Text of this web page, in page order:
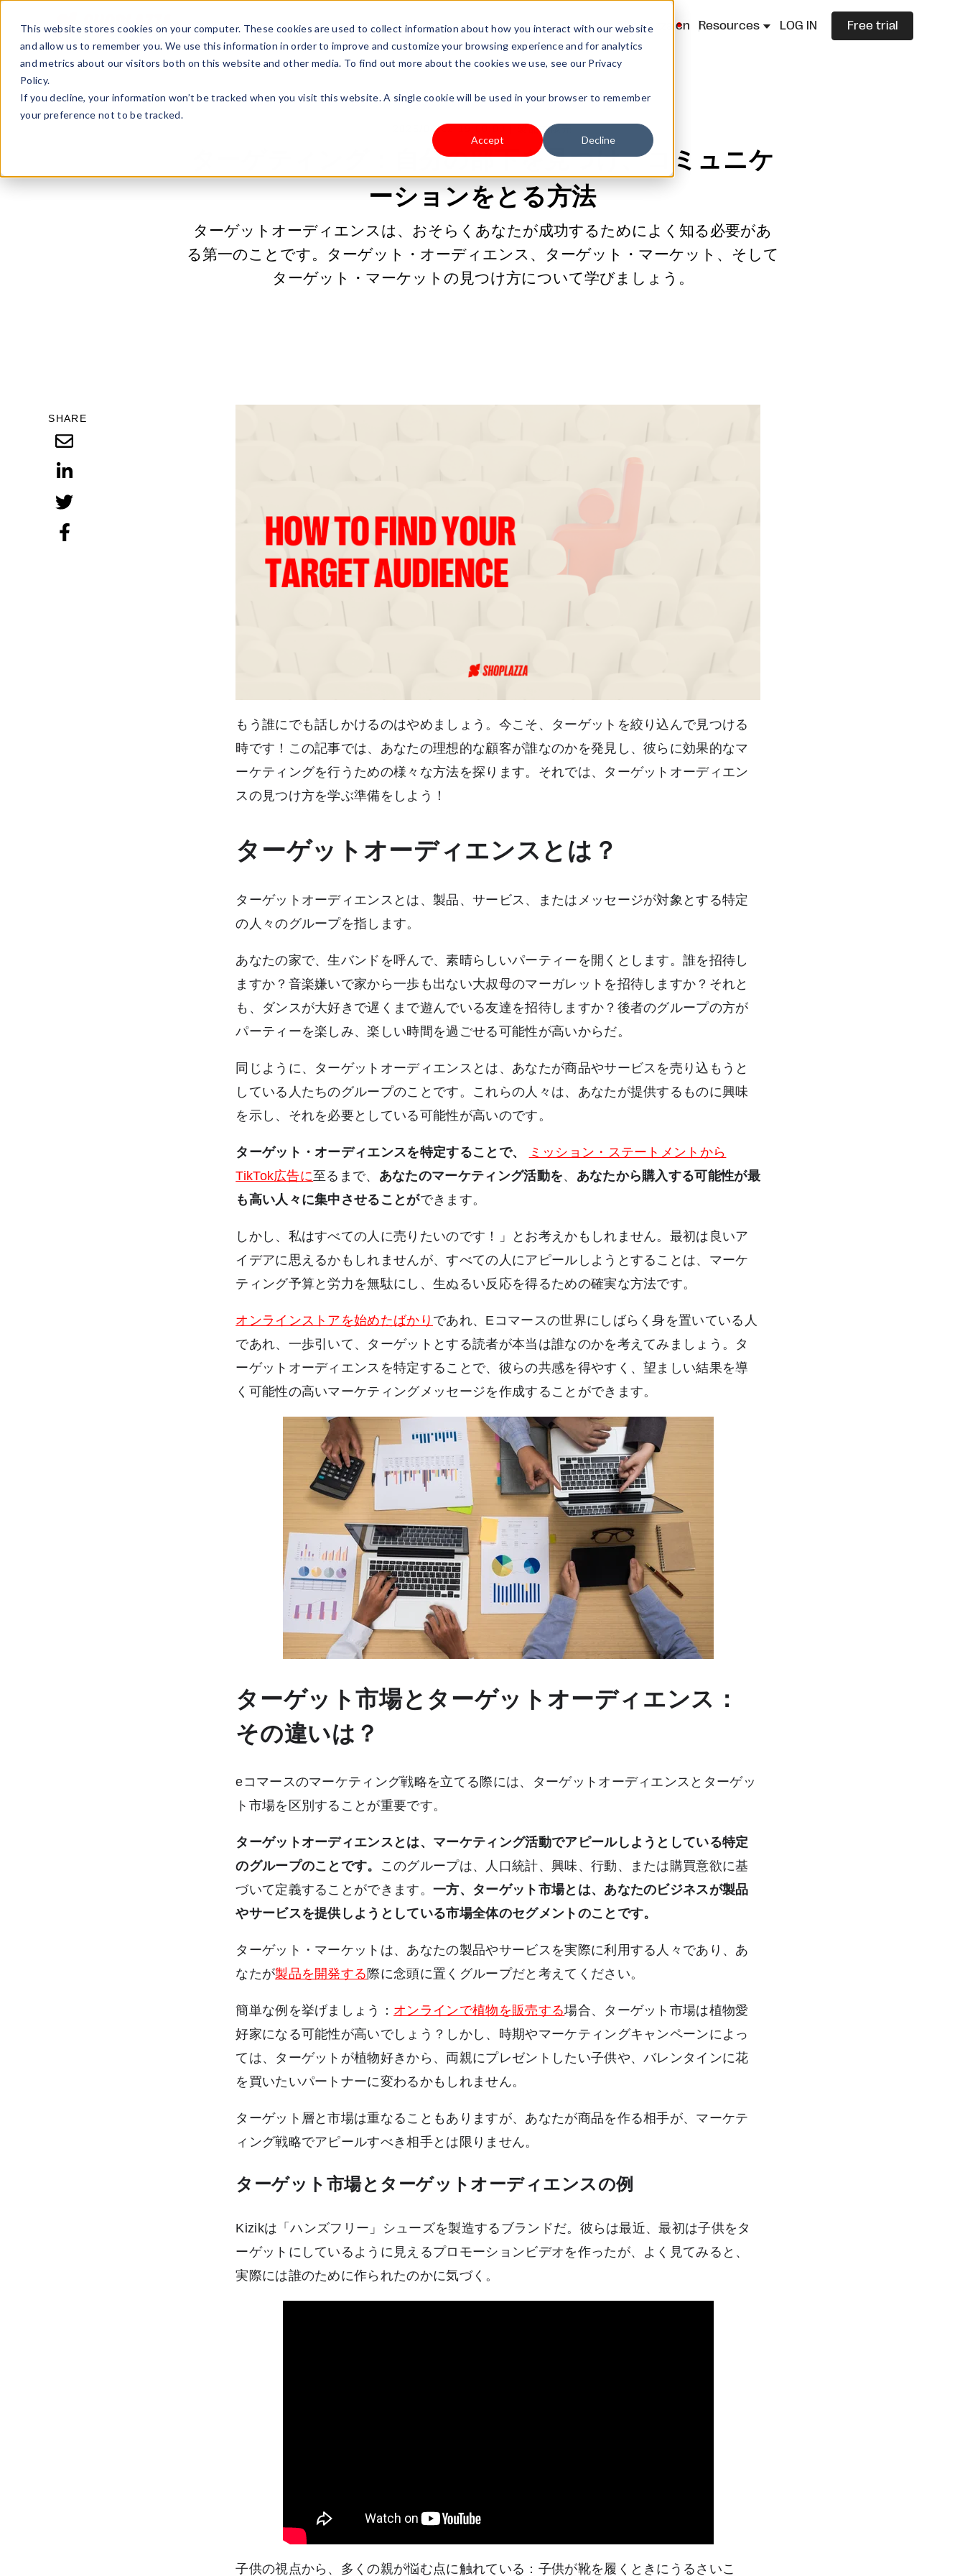
This website stores cookies on your computer. These cookies are used to collect information about how you interact with our website
and allow us to remember you. We use this information in order to improve and customize your browsing experience and for analytics
and metrics about our visitors both on this website and other media. To find out more about the cookies we use, see our Privacy
Policy.
If you decline, your information won’t be tracked when you visit this website. A single cookie will be used in your browser to remember
your preference not to be tracked.
Accept Decline
Sell Online Business Type Pricing Shoplazza.cn Resources LOG IN Free trial
2025/04/22 19:00:00 | 製品の販売
ターゲティング：自分の部下を見つけ、コミュニケ
ーションをとる方法
ターゲットオーディエンスは、おそらくあなたが成功するためによく知る必要があ
る第一のことです。ターゲット・オーディエンス、ターゲット・マーケット、そして
ターゲット・マーケットの見つけ方について学びましょう。
SHARE
もう誰にでも話しかけるのはやめましょう。今こそ、ターゲットを絞り込んで見つける
時です！この記事では、あなたの理想的な顧客が誰なのかを発見し、彼らに効果的なマ
ーケティングを行うための様々な方法を探ります。それでは、ターゲットオーディエン
スの見つけ方を学ぶ準備をしよう！
ターゲットオーディエンスとは？
ターゲットオーディエンスとは、製品、サービス、またはメッセージが対象とする特定
の人々のグループを指します。
あなたの家で、生バンドを呼んで、素晴らしいパーティーを開くとします。誰を招待し
ますか？音楽嫌いで家から一歩も出ない大叔母のマーガレットを招待しますか？それと
も、ダンスが大好きで遅くまで遊んでいる友達を招待しますか？後者のグループの方が
パーティーを楽しみ、楽しい時間を過ごせる可能性が高いからだ。
同じように、ターゲットオーディエンスとは、あなたが商品やサービスを売り込もうと
している人たちのグループのことです。これらの人々は、あなたが提供するものに興味
を示し、それを必要としている可能性が高いのです。
ターゲット・オーディエンスを特定することで、
ミッション・ステートメントから
TikTok広告に至るまで、 あなたのマーケティング活動を、 あなたから購入する可能性が最
も高い人々に集中させることができます。
しかし、私はすべての人に売りたいのです！」とお考えかもしれません。最初は良いア
イデアに思えるかもしれませんが、すべての人にアピールしようとすることは、マーケ
ティング予算と労力を無駄にし、生ぬるい反応を得るための確実な方法です。
オンラインストアを始めたばかり であれ、Eコマースの世界にしばらく身を置いている人
であれ、一歩引いて、ターゲットとする読者が本当は誰なのかを考えてみましょう。タ
ーゲットオーディエンスを特定することで、彼らの共感を得やすく、望ましい結果を導
く可能性の高いマーケティングメッセージを作成することができます。
ターゲット市場とターゲットオーディエンス：
その違いは？
eコマースのマーケティング戦略を立てる際には、ターゲットオーディエンスとターゲッ
ト市場を区別することが重要です。
ターゲットオーディエンスとは、マーケティング活動でアピールしようとしている特定
のグループのことです。
このグループは、人口統計、興味、行動、または購買意欲に基
づいて定義することができます。一方、ターゲット市場とは、あなたのビジネスが製品
やサービスを提供しようとしている市場全体のセグメントのことです。
ターゲット・マーケットは、あなたの製品やサービスを実際に利用する人々であり、あ
なたが製品を開発する 際に念頭に置くグループだと考えてください。
簡単な例を挙げましょう： オンラインで植物を販売する場合、ターゲット市場は植物愛
好家になる可能性が高いでしょう？しかし、時期やマーケティングキャンペーンによっ
ては、ターゲットが植物好きから、両親にプレゼントしたい子供や、バレンタインに花
を買いたいパートナーに変わるかもしれません。
ターゲット層と市場は重なることもありますが、あなたが商品を作る相手が、マーケテ
ィング戦略でアピールすべき相手とは限りません。
ターゲット市場とターゲットオーディエンスの例
Kizikは「ハンズフリー」シューズを製造するブランドだ。彼らは最近、最初は子供をタ
ーゲットにしているように見えるプロモーションビデオを作ったが、よく見てみると、
実際には誰のために作られたのかに気づく。
子供の視点から、多くの親が悩む点に触れている：子供が靴を履くときにうるさいこ